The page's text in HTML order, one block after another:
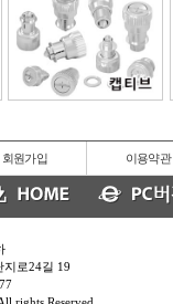
회원가입 이용약관
지로24길 19